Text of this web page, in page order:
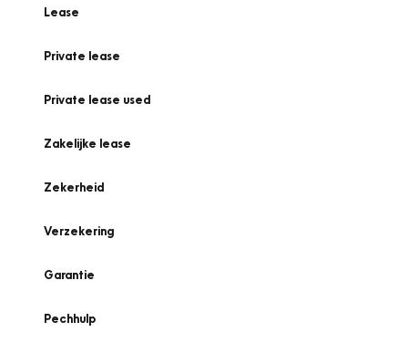
Lease
Private lease
Private lease used
Zakelijke lease
Zekerheid
Verzekering
Garantie
Pechhulp